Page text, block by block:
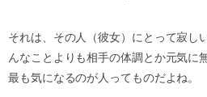
それは、その人（彼女）にとって寂し
んなことよりも相手の体調とか元気に
最も気になるのが人ってものだよね。